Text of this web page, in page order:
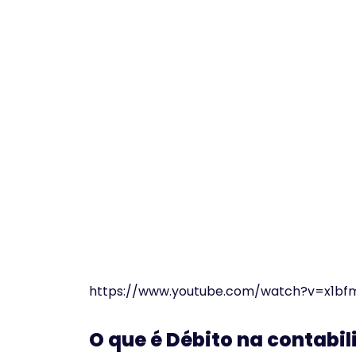
https://www.youtube.com/
O que é Débito na